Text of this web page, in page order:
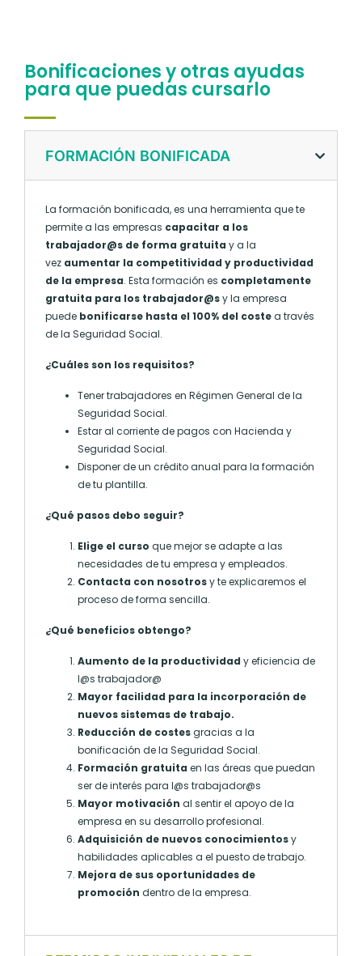
Bonificaciones y otras ayudas
para que puedas cursarlo
FORMACIÓN BONIFICADA
La formación bonificada, es una herramienta que te
permite a las empresas capacitar a los
trabajador@s de forma gratuita y a la
vez aumentar la competitividad y productividad
de la empresa. Esta formación es completamente
gratuita para los trabajador@sy la empresa
puede bonificarse hasta el 100% del costea través
de la Seguridad Social.
¿Cuáles son los requisitos?
Tener trabajadores en Régimen General de la
Seguridad Social.
Estar al corriente de pagos con Hacienda y
Seguridad Social.
Disponer de un crédito anual para la formación
de tu plantilla.
¿Qué pasos debo seguir?
Elige el curso que mejor se adapte a las
necesidades de tu empresa y empleados.
Contacta con nosotrosy te explicaremos el
proceso de forma sencilla.
¿Qué beneficios obtengo?
Aumento de la productividad y eficiencia de
l@s trabajador@
Mayor facilidad para la incorporación de
nuevos sistemas de trabajo.
Reducción de costesgracias a la
bonificación de la Seguridad Social.
Formación gratuita en las áreas que puedan
ser de interés para l@s trabajador@s
Mayor motivación al sentir el apoyo de la
empresa en su desarrollo profesional.
Adquisición de nuevos conocimientosy
habilidades aplicables a el puesto de trabajo.
Mejora de sus oportunidades de
promoción dentro de la empresa.